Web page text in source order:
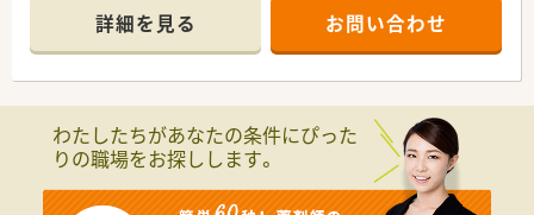
知識を習得できる環境です。
■常勤薬剤師3名と事務員2名が在籍し、チームワークを大切に
業務を行っています。
■医療モール開発のパイオニアとして知られ、全国に約400店舗
を展開する大手調剤薬局です。
■人材定着率が97%と非常に高く、社員が働きやすい職場環境
■社長も薬剤師であり、現場への深い理解のもとで組織運営を行
詳細を見る お問い合わせ
わたしたちがあなたの条件にぴった
りの職場をお探しします。